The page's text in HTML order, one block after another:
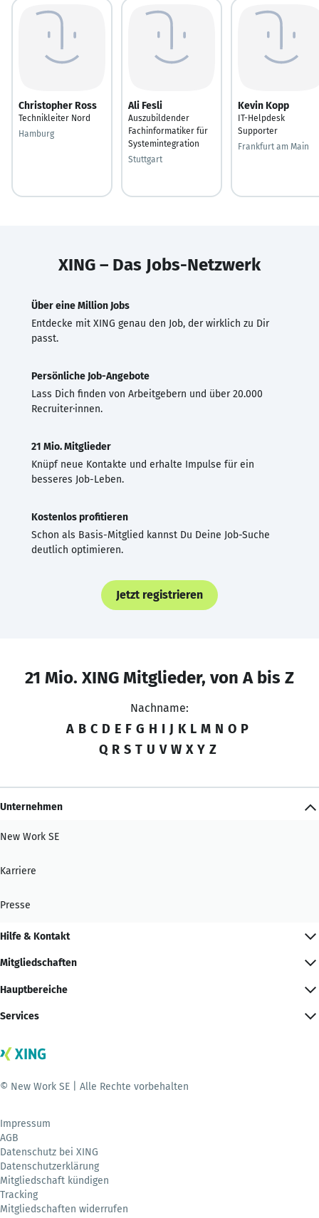
Christopher Ross
Technikleiter Nord
Hamburg
Ali Fesli
Auszubildender
Fachinformatiker für
Systemintegration
Stuttgart
Kevin Kopp
IT-Helpdesk
Supporter
Frankfurt am Main
XING – Das Jobs-Netzwerk
Über eine Million Jobs
Entdecke mit XING genau den Job, der wirklich zu Dir
passt.
Persönliche Job-Angebote
Lass Dich finden von Arbeitgebern und über 20.000
Recruiter·innen.
21 Mio. Mitglieder
Knüpf neue Kontakte und erhalte Impulse für ein
besseres Job-Leben.
Kostenlos profitieren
Schon als Basis-Mitglied kannst Du Deine Job-Suche
deutlich optimieren.
Jetzt registrieren
21 Mio. XING Mitglieder, von A bis Z
Nachname:
A B C D E F G H I J K L M N O P
Q R S T U V W X Y Z
Unternehmen
New Work SE
Karriere
Presse
Hilfe & Kontakt
Mitgliedschaften
Hauptbereiche
Services
© New Work SE | Alle Rechte vorbehalten
Impressum
AGB
Datenschutz bei XING
Datenschutzerklärung
Mitgliedschaft kündigen
Tracking
Mitgliedschaften widerrufen